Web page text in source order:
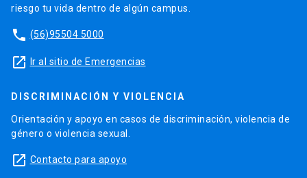
riesgo tu vida dentro de algún campus.
phone (56)95504 5000
launch Ir al sitio de Emergencias
DISCRIMINACIÓN Y VIOLENCIA
Orientación y apoyo en casos de discriminación, violencia de
género o violencia sexual.
launch Contacto para apoyo